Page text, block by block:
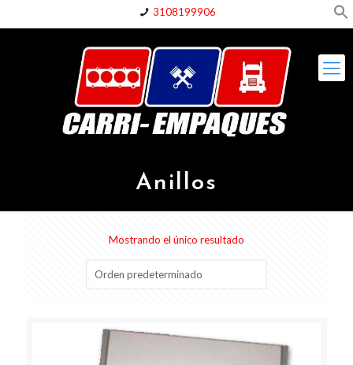
3108199906
Anillos
Mostrando el único resultado